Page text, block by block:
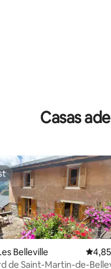
em 5 estrelas,
Casas
Belleville
de Saint-Martin-de-